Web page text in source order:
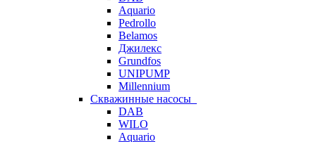
Aquario
Pedrollo
Belamos
Джилекс
Grundfos
UNIPUMP
Millennium
Скважинные насосы
DAB
WILO
Aquario